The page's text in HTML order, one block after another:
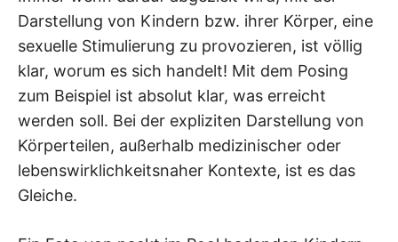
Darstellung von Kindern bzw. ihrer Körper, eine
sexuelle Stimulierung zu provozieren, ist völlig
klar, worum es sich handelt! Mit dem Posing
zum Beispiel ist absolut klar, was erreicht
werden soll. Bei der expliziten Darstellung von
Körperteilen, außerhalb medizinischer oder
lebenswirklichkeitsnaher Kontexte, ist es das
Gleiche.